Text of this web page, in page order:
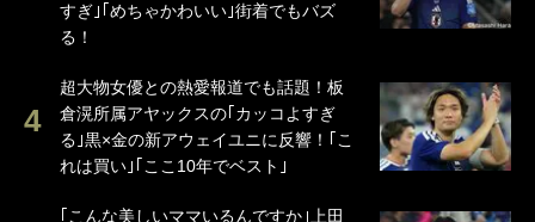
すぎ｣｢めちゃかわいい｣街着でもバズ
る！
超大物女優との熱愛報道でも話題！板
倉滉所属アヤックスの｢カッコよすぎ
る｣黒×金の新アウェイユニに反響！｢こ
れは買い｣｢ここ10年でベスト｣
｢こんな美しいママいるんですか｣上田